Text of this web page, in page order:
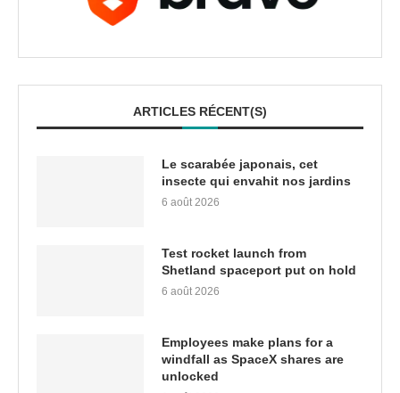
ARTICLES RÉCENT(S)
Le scarabée japonais, cet
insecte qui envahit nos jardins
6 août 2026
Test rocket launch from
Shetland spaceport put on hold
6 août 2026
Employees make plans for a
windfall as SpaceX shares are
unlocked